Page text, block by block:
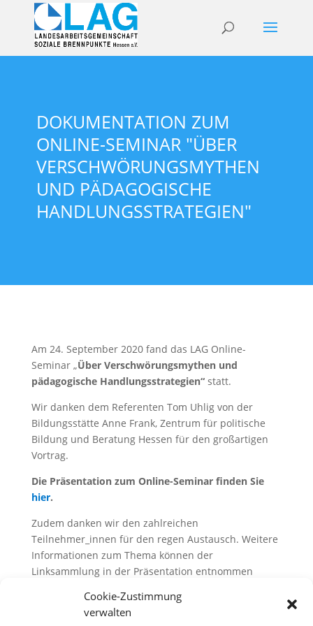
Cookie-Zustimmung
verwalten
DOKUMENTATION ZUM
ONLINE-SEMINAR "ÜBER
VERSCHWÖRUNGSMYTHEN
UND PÄDAGOGISCHE
HANDLUNGSSTRATEGIEN"
Am 24. September 2020 fand das LAG Online-
Seminar „Über Verschwörungsmythen und
pädagogische Handlungsstrategien“ statt.
Wir danken dem Referenten Tom Uhlig von der
Bildungsstätte Anne Frank, Zentrum für politische
Bildung und Beratung Hessen für den großartigen
Vortrag.
Die Präsentation zum Online-Seminar finden Sie
hier.
Zudem danken wir den zahlreichen
Teilnehmer_innen für den regen Austausch. Weitere
Informationen zum Thema können der
Linksammlung in der Präsentation entnommen
gerne per Mail an Herr Tom Uhlig (tuhlig@bs-anne-